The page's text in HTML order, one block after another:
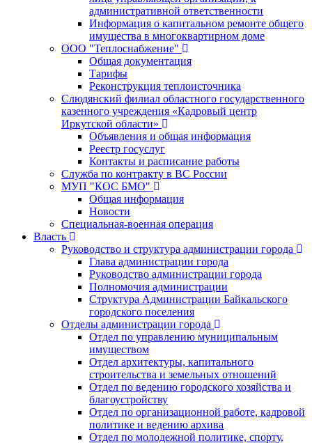
административной ответственности
Информация о капитальном ремонте общего
имущества в многоквартирном доме
ООО "Теплоснабжение"
Общая документация
Тарифы
Реконструкция теплоисточника
Слюдянский филиал областного государственного
казенного учреждения «Кадровый центр
Иркутской области»
Объявления и общая информация
Реестр госуслуг
Контакты и расписание работы
Служба по контракту в ВС России
МУП "КОС БМО"
Общая информация
Новости
Специальная-военная операция
Власть
Руководство и структура администрации города
Глава администрации города
Руководство администрации города
Полномочия администрации
Структура Администрации Байкальского
городского поселения
Отделы администрации города
Отдел по управлению муниципальным
имуществом
Отдел архитектуры, капитального
строительства и земельных отношений
Отдел по ведению городского хозяйства и
благоустройству
Отдел по организационной работе, кадровой
политике и ведению архива
Отдел по молодежной политике, спорту,